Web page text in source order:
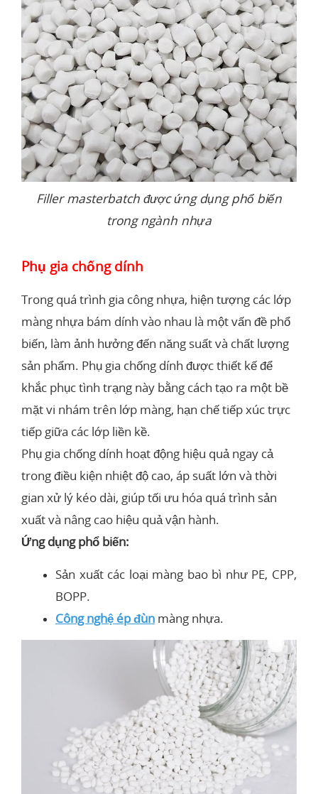
Filler masterbatch được ứng dụng phổ biến
trong ngành nhựa
Phụ gia chống dính
Trong quá trình gia công nhựa, hiện tượng các lớp
màng nhựa bám dính vào nhau là một vấn đề phổ
biến, làm ảnh hưởng đến năng suất và chất lượng
sản phẩm. Phụ gia chống dính được thiết kế để
khắc phục tình trạng này bằng cách tạo ra một bề
mặt vi nhám trên lớp màng, hạn chế tiếp xúc trực
tiếp giữa các lớp liền kề.
Phụ gia chống dính hoạt động hiệu quả ngay cả
trong điều kiện nhiệt độ cao, áp suất lớn và thời
gian xử lý kéo dài, giúp tối ưu hóa quá trình sản
xuất và nâng cao hiệu quả vận hành.
Ứng dụng phổ biến:
Sản xuất các loại màng bao bì như PE, CPP,
BOPP.
Công nghệ ép đùn màng nhựa.